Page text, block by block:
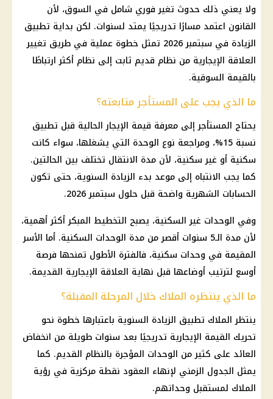
ولا يعني ذلك حدوث تغير فوري شامل في السوق، لأن
القانون اعتمد مسارًا تدريجيًا يمتد لسنوات. لكن بداية تطبيق
الزيادة في سبتمبر 2026 تمثل خطوة عملية في طريق تغيير
العلاقة الإيجارية من نظام قديم ثابت إلى نظام أكثر ارتباطًا
بالقيمة السوقية.
ما الذي يجب على المستأجر متابعته؟
يحتاج المستأجر إلى معرفة قيمة الإيجار الحالية قبل تطبيق
نسبة 15%، ومراجعة نوع الوحدة التي يشغلها، سواء كانت
سكنية أو غير سكنية، لأن مدة الانتقال تختلف بين الحالتين.
كما يجب الانتباه إلى موعد بدء الزيادة السنوية، حتى تكون
الحسابات الشهرية واضحة قبل حلول سبتمبر 2026.
وفي الوحدات غير السكنية، يصبح التخطيط المبكر أكثر أهمية،
لأن مدة الـ5 سنوات أقصر من مدة
الوحدات السكنية. أما الأسر
المقيمة في وحدات سكنية، فالفترة الأطول تمنحها فرصة
أوسع لترتيب أوضاعها قبل نهاية العلاقة الإيجارية القديمة.
ما الذي ينتظره الملاك خلال المرحلة المقبلة؟
ينتظر الملاك تطبيق الزيادة السنوية باعتبارها خطوة نحو
تحريك القيمة الإيجارية تدريجيًا بعد سنوات طويلة من انخفاض
العائد على كثير من الوحدات المؤجرة بالنظام القديم. كما
يمثل الجدول الزمني لإنهاء العقود نقطة مركزية في رؤية
الملاك لمستقبل وحداتهم.